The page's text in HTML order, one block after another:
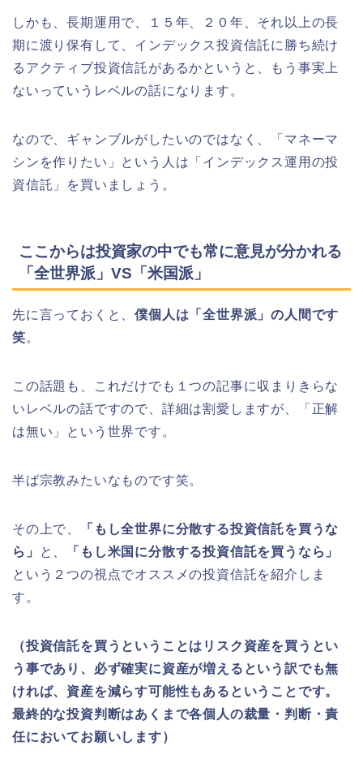
しかも、長期運用で、１５年、２０年、それ以上の長
期に渡り保有して、インデックス投資信託に勝ち続け
るアクティブ投資信託があるかというと、もう事実上
ないっていうレベルの話になります。
なので、ギャンブルがしたいのではなく、「マネーマ
シンを作りたい」という人は「インデックス運用の投
資信託」を買いましょう。
ここからは投資家の中でも常に意見が分かれる
「全世界派」VS「米国派」
先に言っておくと、僕個人は「全世界派」の人間です
笑。
この話題も、これだけでも１つの記事に収まりきらな
いレベルの話ですので、詳細は割愛しますが、「正解
は無い」という世界です。
半ば宗教みたいなものです笑。
その上で、
「もし全世界に分散する投資信託を買うな
ら」
と、
「もし米国に分散する投資信託を買うなら」
という２つの視点でオススメの投資信託を紹介しま
す。
（投資信託を買うということはリスク資産を買うとい
う事であり、必ず確実に資産が増えるという訳でも無
ければ、資産を減らす可能性もあるということです。
最終的な投資判断はあくまで各個人の裁量・判断・責
任においてお願いします）